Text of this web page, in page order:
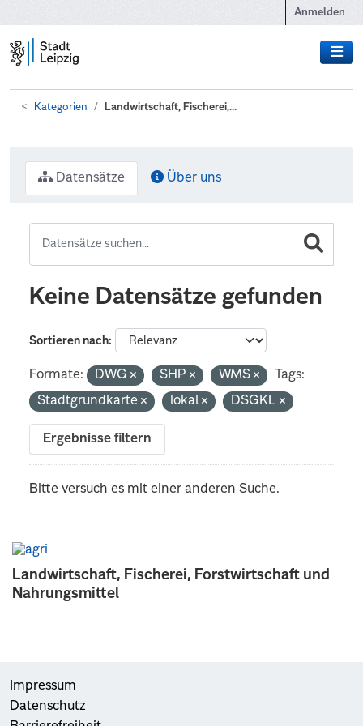
Anmelden
Kategorien Landwirtschaft, Fischerei,...
Landwirtschaft, Fischerei, Forstwirtschaft und
Nahrungsmittel
Datensätze Über uns
Keine Datensätze gefunden
Sortieren nach
Formate: DWG SHP WMS
Tags:
Stadtgrundkarte
lokal DSGKL
Ergebnisse filtern
Bitte versuch es mit einer anderen Suche.
Impressum
Datenschutz